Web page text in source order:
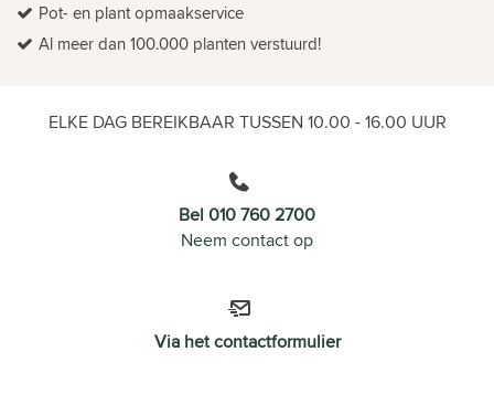
Pot- en plant opmaakservice
Al meer dan 100.000 planten verstuurd!
ELKE DAG BEREIKBAAR TUSSEN 10.00 - 16.00 UUR
Bel 010 760 2700
Neem contact op
Via het contactformulier